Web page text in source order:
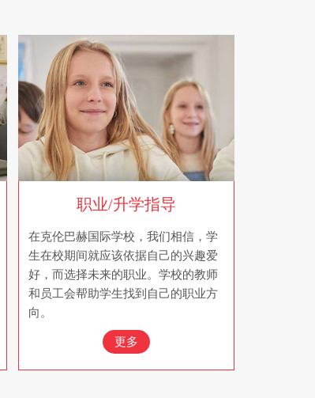
职业/升学指导
在克伦巴赫国际学校，我们相信，学
生在校期间就应该依据自己的兴趣爱
好，而选择未来的职业。学校的教师
和员工会帮助学生找到自己的职业方
向。
更多